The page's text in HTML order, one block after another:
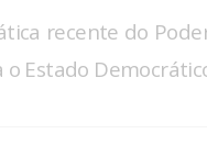
recente do
Estado